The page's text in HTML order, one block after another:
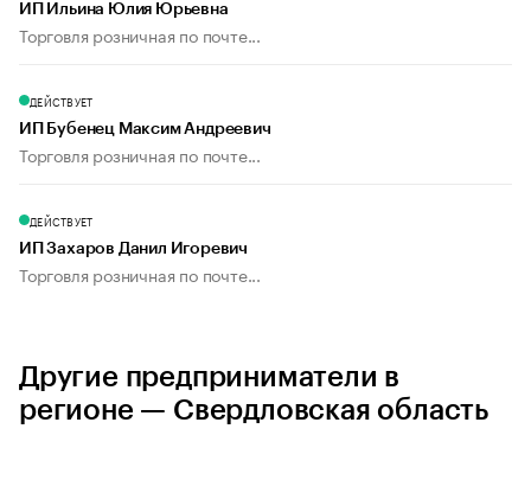
ИП Ильина Юлия Юрьевна
Торговля розничная по почте...
ДЕЙСТВУЕТ
ИП Бубенец Максим Андреевич
Торговля розничная по почте...
ДЕЙСТВУЕТ
ИП Захаров Данил Игоревич
Торговля розничная по почте...
Другие предприниматели в
регионе — Свердловская область